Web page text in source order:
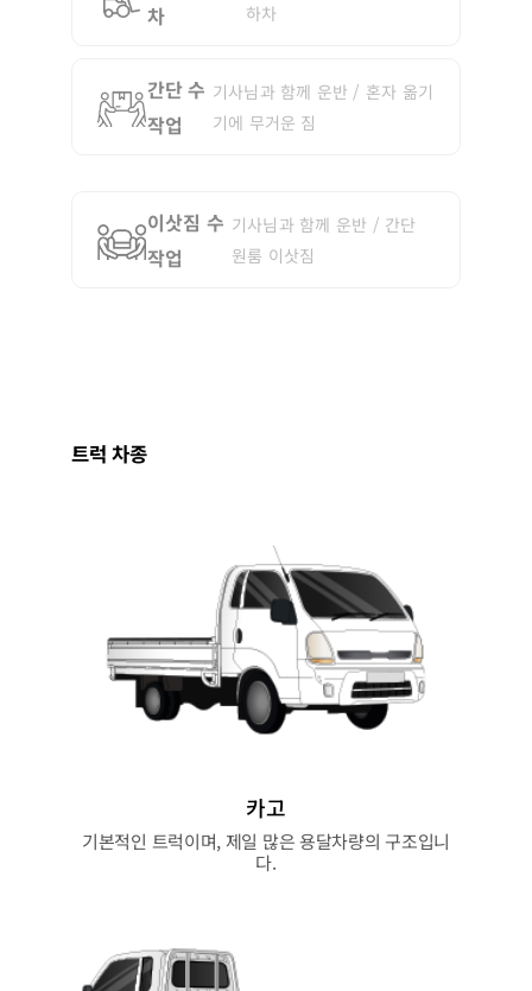
차
하차
간단 수
작업
기사님과 함께 운반 / 혼자 옮기
기에 무거운 짐
이삿짐 수
작업
기사님과 함께 운반 / 간단
원룸 이삿짐
트럭 차종
카고
기본적인 트럭이며, 제일 많은 용달차량의 구조입니
다.